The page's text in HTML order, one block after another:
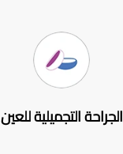
الجراحة التجميلية للعين